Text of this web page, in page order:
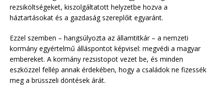
rezsiköltségeket, kiszolgáltatott helyzetbe hozva a
háztartásokat és a gazdaság szereplőit egyaránt.
Ezzel szemben – hangsúlyozta az államtitkár – a nemzeti
kormány egyértelmű álláspontot képvisel: megvédi a magyar
embereket. A kormány rezsistopot vezet be, és minden
eszközzel fellép annak érdekében, hogy a családok ne fizessék
meg a brüsszeli döntések árát.